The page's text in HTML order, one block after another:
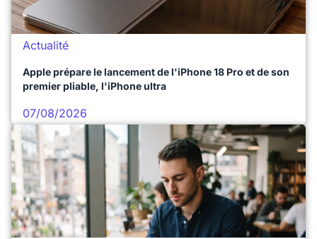
Actualité
Apple prépare le lancement de l'iPhone 18 Pro et de son
premier pliable, l'iPhone ultra
07/08/2026